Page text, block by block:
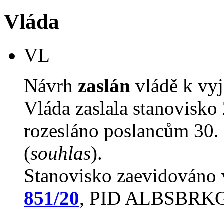
Vláda
VL
Návrh zaslán vládě k
Vláda zaslala
rozesláno poslancům
(souhlas).
Stanovisko
851/20, PID